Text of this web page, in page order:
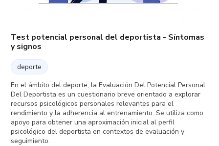
Test potencial personal del deportista - Síntomas
y signos
deporte
En el ámbito del deporte, la Evaluación Del Potencial Personal
Del Deportista es un cuestionario breve orientado a explorar
recursos psicológicos personales relevantes para el
rendimiento y la adherencia al entrenamiento. Se utiliza como
apoyo para obtener una aproximación inicial al perfil
psicológico del deportista en contextos de evaluación y
seguimiento.